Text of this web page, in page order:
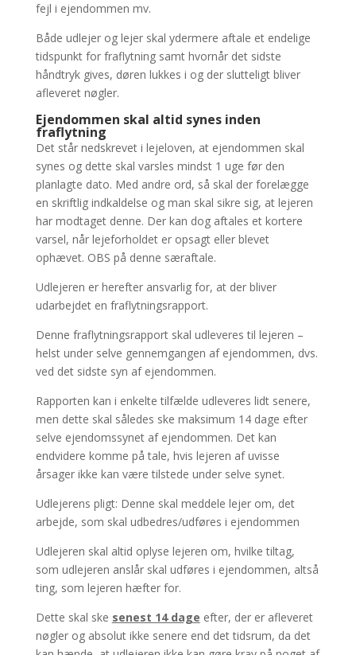
fejl i ejendommen mv.
Både udlejer og lejer skal ydermere aftale et endelige
tidspunkt for fraflytning samt hvornår det sidste
håndtryk gives, døren lukkes i og der slutteligt bliver
afleveret nøgler.
Ejendommen skal altid synes inden
fraflytning
Det står nedskrevet i lejeloven, at ejendommen skal
synes og dette skal varsles mindst 1 uge før den
planlagte dato. Med andre ord, så skal der forelægge
en skriftlig indkaldelse og man skal sikre sig, at lejeren
har modtaget denne. Der kan dog aftales et kortere
varsel, når lejeforholdet er opsagt eller blevet
ophævet. OBS på denne særaftale.
Udlejeren er herefter ansvarlig for, at der bliver
udarbejdet en fraflytningsrapport.
Denne fraflytningsrapport skal udleveres til lejeren –
helst under selve gennemgangen af ejendommen, dvs.
ved det sidste syn af ejendommen.
Rapporten kan i enkelte tilfælde udleveres lidt senere,
men dette skal således ske maksimum 14 dage efter
selve ejendomssynet af ejendommen. Det kan
endvidere komme på tale, hvis lejeren af uvisse
årsager ikke kan være tilstede under selve synet.
Udlejerens pligt: Denne skal meddele lejer om, det
arbejde, som skal udbedres/udføres i ejendommen
Udlejeren skal altid oplyse lejeren om, hvilke tiltag,
som udlejeren anslår skal udføres i ejendommen, altså
ting, som lejeren hæfter for.
Dette skal ske senest 14 dage efter, der er afleveret
nøgler og absolut ikke senere end det tidsrum, da det